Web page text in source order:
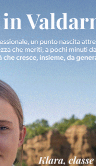
fa la strage in A1 in
e Franco. Lo
lo stop ai sorpassi fra
Agosto 2026
da una struttura di
l’uomo che aveva
2020